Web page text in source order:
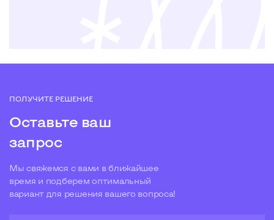
ПОЛУЧИТЕ РЕШЕНИЕ
Оставьте ваш
запрос
Мы свяжемся с вами в ближайшее
время и подберем оптимальный
вариант для решения вашего вопроса!